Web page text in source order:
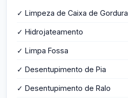
✓ Limpeza de Caixa de Gordura
✓ Hidrojateamento
✓ Limpa Fossa
✓ Desentupimento de Pia
✓ Desentupimento de Ralo